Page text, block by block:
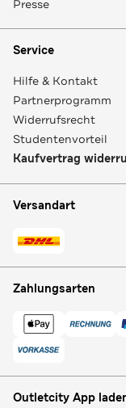
Presse
Service
Hilfe & Kontakt
Partnerprogramm
Widerrufsrecht
Studentenvorteil
Kaufvertrag
Versandart
Zahlungsarten
Outletcity App